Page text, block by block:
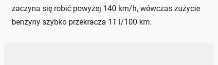
zaczyna się robić powyżej 140 km/h, wówczas zużycie
benzyny szybko przekracza 11 l/100 km.